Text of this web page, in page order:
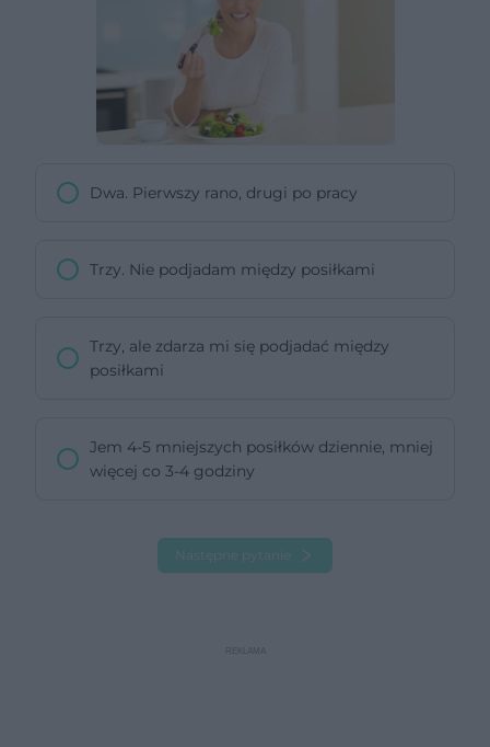
Dwa. Pierwszy rano, drugi po pracy
Trzy. Nie podjadam między posiłkami
Trzy, ale zdarza mi się podjadać między
posiłkami
Jem 4-5 mniejszych posiłków dziennie, mniej
więcej co 3-4 godziny
Następne pytanie